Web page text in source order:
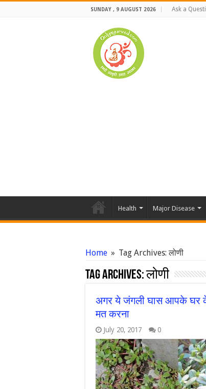
SUNDAY , 9 AUGUST 2026 Ask a
Health Major Disease
Home » Tag Archives: लोणी
Tag Archives:लोणी
अगर ये जंगली घास आपके घर
मत करना
July 20, 2017 0